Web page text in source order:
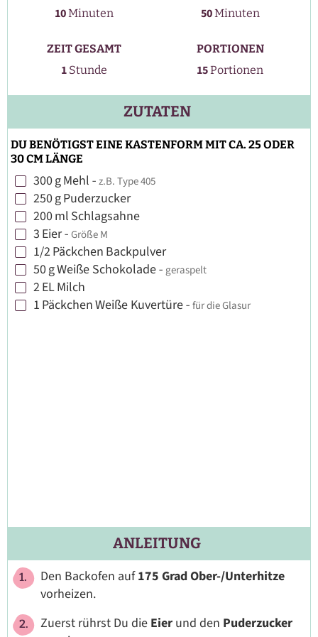
10Minuten
Minuten 50Minuten
Minuten
ZEIT GESAMT
1 Stunde
Stunde
PORTIONEN
15Portionen
ZUTATEN
DU BENÖTIGST EINE KASTENFORM MIT CA. 25 ODER
30 CM LÄNGE
▢
300gMehl - z.B. Type 405
▢
250gPuderzucker
▢
200ml Schlagsahne
▢
3 Eier- Größe M
▢
1/2Päckchen Backpulver
▢
50gWeiße Schokolade - geraspelt
▢
2ELMilch
▢
1 PäckchenWeiße Kuvertüre - für die Glasur
ANLEITUNG
Den Backofen auf175 Grad Ober-/Unterhitze
vorheizen.
Zuerst rührst Du die Eier und den Puderzucker